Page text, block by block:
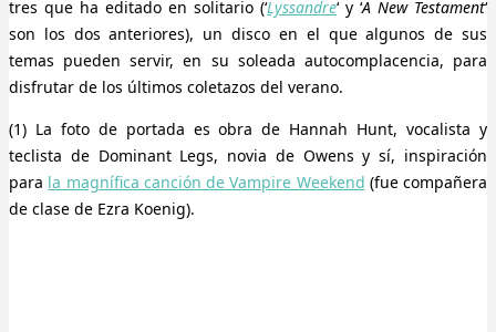
tres que ha editado en solitario (‘Lyssandre‘ y ‘A New Testament‘
son los dos anteriores), un disco en el que algunos de sus
temas pueden servir, en su soleada autocomplacencia, para
disfrutar de los últimos coletazos del verano.
(1) La foto de portada es obra de Hannah Hunt, vocalista y
teclista de Dominant Legs, novia de Owens y sí, inspiración
para la magnífica canción de Vampire Weekend (fue compañera
de clase de Ezra Koenig).